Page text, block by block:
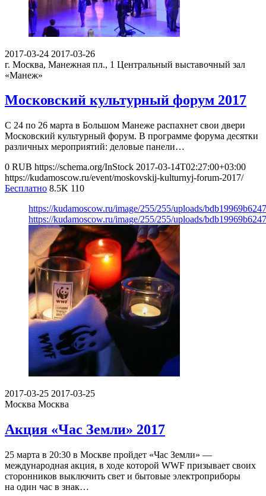
2017-03-24 2017-03-26
г. Москва, Манежная пл., 1 Центральный выставочный зал
«Манеж»
Московский культурный форум 2017
С 24 по 26 марта в Большом Манеже распахнет свои двери
Московский культурный форум. В программе форума десятки
различных мероприятий: деловые панели…
0 RUB https://schema.org/InStock 2017-03-14T02:27:00+03:00
https://kudamoscow.ru/event/moskovskij-kulturnyj-forum-2017/
Бесплатно 8.5K 110
https://kudamoscow.ru/image/255/255/uploads/
https://kudamoscow.ru/image/255/255/uploads/
2017-03-25 2017-03-25
Москва Москва
Акция «Час Земли» 2017
25 марта в 20:30 в Москве пройдет «Час Земли» —
международная акция, в ходе которой WWF призывает своих
сторонников выключить свет и бытовые электроприборы
на один час в знак…